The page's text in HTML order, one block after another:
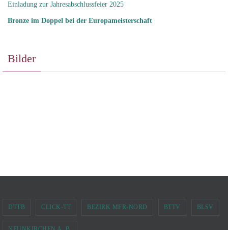
Einladung zur Jahresabschlussfeier 2025
Bronze im Doppel bei der Europameisterschaft
Bilder
DTTB CLICK-TT BEZIRK MFR-NORD BTTV BLSV